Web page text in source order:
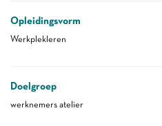
Opleidingsvorm
Werkplekleren
Doelgroep
werknemers atelier